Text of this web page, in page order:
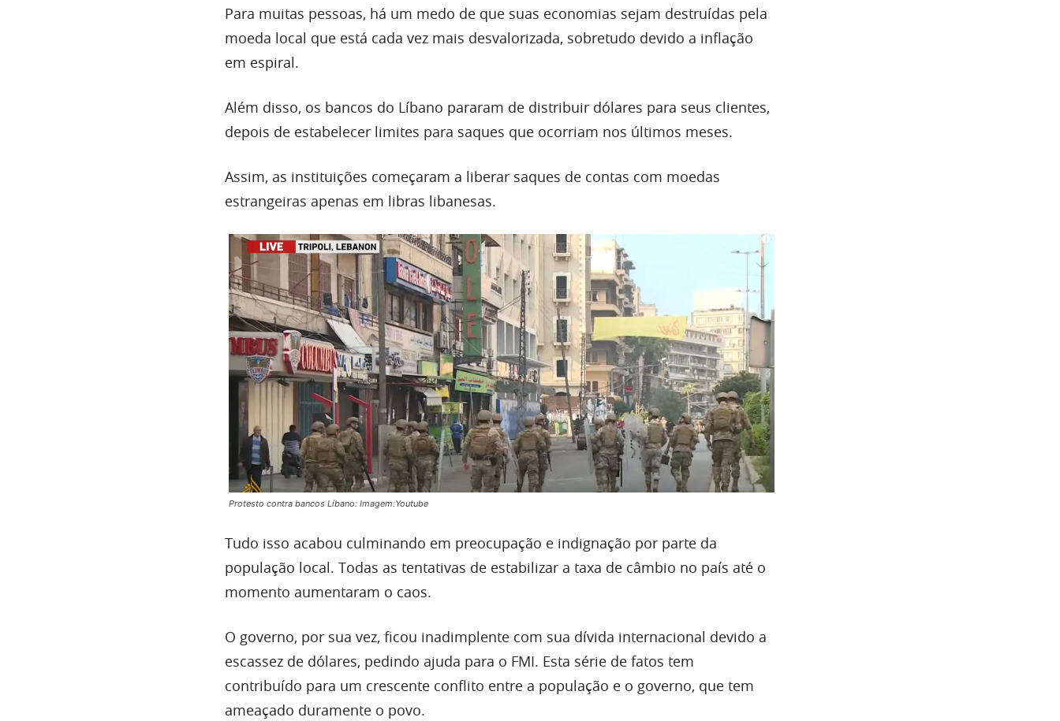
Para muitas pessoas, há um medo de que suas economias sejam destruídas pela
moeda local que está cada vez mais desvalorizada, sobretudo devido a inflação
em espiral.
Além disso, os bancos do Líbano pararam de distribuir dólares para seus clientes,
depois de estabelecer limites para saques que ocorriam nos últimos meses.
Assim, as instituições começaram a liberar saques de contas com moedas
estrangeiras apenas em libras libanesas.
Protesto contra bancos Líbano: Imagem:Youtube
Tudo isso acabou culminando em preocupação e indignação por parte da
população local. Todas as tentativas de estabilizar a taxa de câmbio no país até o
momento aumentaram o caos.
O governo, por sua vez, ficou inadimplente com sua dívida internacional devido a
escassez de dólares, pedindo ajuda para o FMI. Esta série de fatos tem
contribuído para um crescente conflito entre a população e o governo, que tem
ameaçado duramente o povo.